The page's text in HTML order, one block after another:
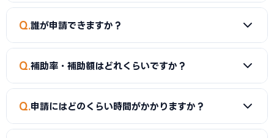
す。事業再構築補助金の後継として2026年に創設されまし
た。詳しくは制度・仕組みの記事一覧をご覧ください。
Q 誰が申請できますか？
みカテゴリの記事をご確認ください。
Q 補助率・補助額はどれくらいですか？
金との比較もご参照ください。
Q 申請にはどのくらい時間がかかりますか？